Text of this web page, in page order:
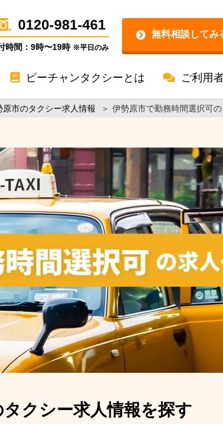
0120-981-461
時間：9時〜19時 ※平日のみ
無料相談してみ
ピーチャンタクシーとは ご利用
原市のタクシー求人情報 ＞ 伊勢原市で勤務時間選択可
タクシー求人情報を探す